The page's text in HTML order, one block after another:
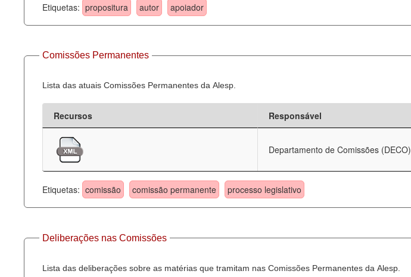
Etiquetas: propositura autor apoiador
Comissões Permanentes
Lista das atuais Comissões Permanentes da Alesp.
Recursos Responsável
Departamento de Comissões (DECO)
Etiquetas: comissão comissão permanente processo legislativo
Deliberações nas Comissões
Lista das deliberações sobre as matérias que tramitam nas Comissões Permanentes da Alesp.